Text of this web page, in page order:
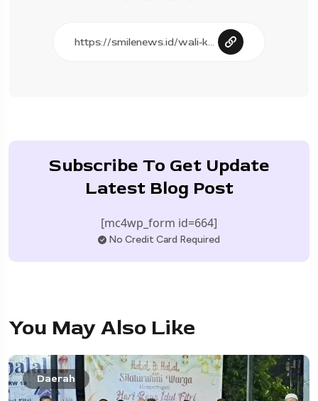
Subscribe To Get Update
Latest Blog Post
[mc4wp_form id=664]
No Credit Card Required
You May Also Like
Daerah